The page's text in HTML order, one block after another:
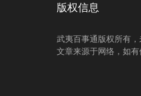
版权信息
武夷百事通版权所有
文章来源于网络，如有